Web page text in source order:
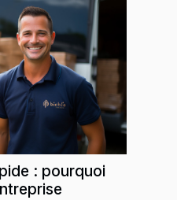
: pourquoi